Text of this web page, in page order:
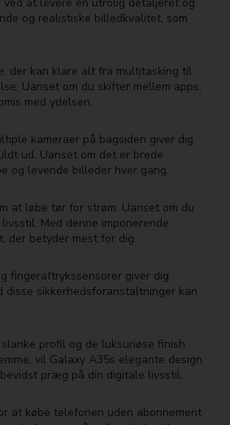
og realistiske billedkvalitet, som
der kan klare alt fra multitasking til
Uanset om du skifter mellem apps,
med ydelsen.
kameraer på bagsiden giver dig
ud. Uanset om det er brede
og levende billeder hver gang.
at løbe tør for strøm. Uanset om du
Med denne imponerende
der betyder mest for dig.
fingeraftrykssensorer giver dig
sikkerhedsforanstaltninger kan
profil og de luksuriøse finish
vil Galaxy A35s elegante design
præg på din digitale livsstil.
at købe telefonen uden abonnement